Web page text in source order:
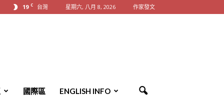
19 C 台灣 星期六, 八月 8, 2026 作家發文
國際區 ENGLISH INFO